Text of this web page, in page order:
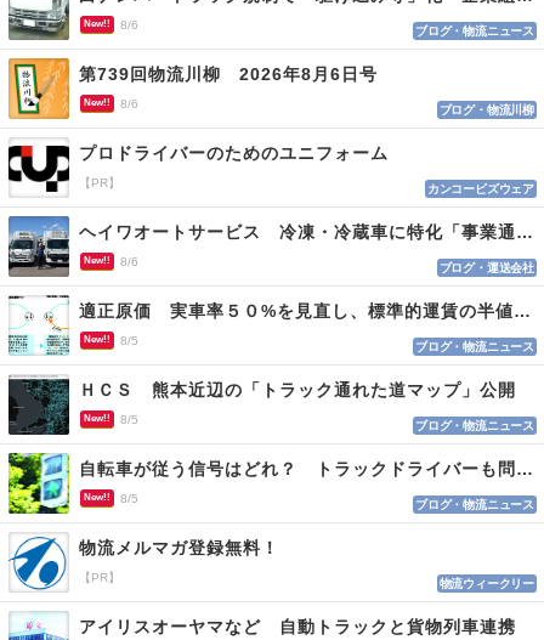
New!! 8/6 ブログ・物流ニュース
第739回物流川柳 2026年8月6日号
New!! 8/6 ブログ・物流川柳
プロドライバーのためのユニフォーム
【PR】 カンコービズウェア
ヘイワオートサービス 冷凍・冷蔵車に特化「事業通じ貢献目指す」
New!! 8/6 ブログ・運送会社
適正原価 実車率５０%を見直し、標準的運賃の半値の恐れも
New!! 8/5 ブログ・物流ニュース
ＨＣＳ 熊本近辺の「トラック通れた道マップ」公開
New!! 8/5 ブログ・物流ニュース
自転車が従う信号はどれ？ トラックドライバーも問われる認識
New!! 8/5 ブログ・物流ニュース
物流メルマガ登録無料！
【PR】 物流ウィークリー
アイリスオーヤマなど 自動トラックと貨物列車連携